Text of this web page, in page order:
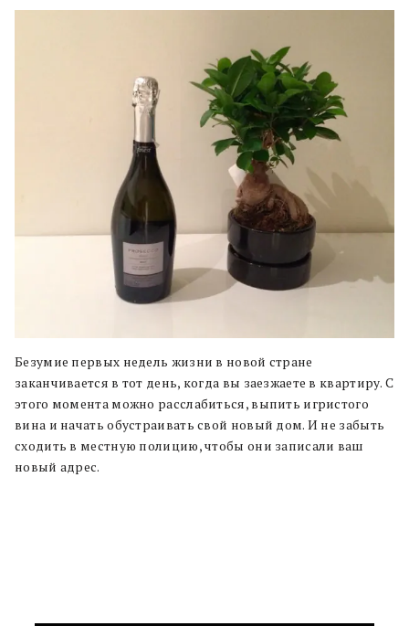
Безумие первых недель жизни в новой стране
заканчивается в тот день, когда вы заезжаете в квартиру. С
этого момента можно расслабиться, выпить игристого
вина и начать обустраивать свой новый дом. И не забыть
сходить в местную полицию, чтобы они записали ваш
новый адрес.